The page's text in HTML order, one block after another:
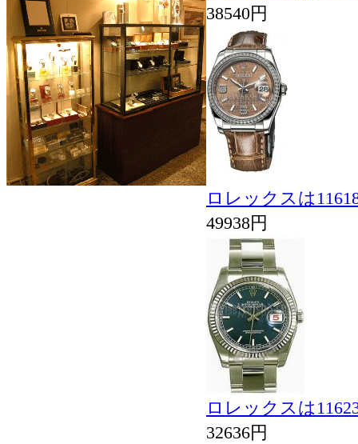
38540円
ロレックスは
49938円
ロレックスは
32636円